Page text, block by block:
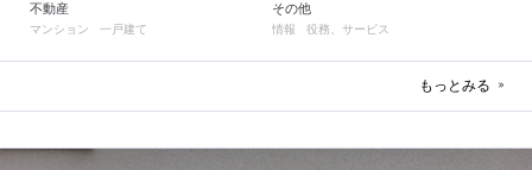
不動産
マンション 一戸建て
その他
情報 役務、サービス
もっとみる